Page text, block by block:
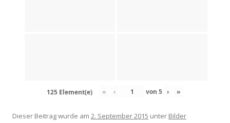
125 Element(e) « ‹ von 5 › »
Dieser Beitrag wurde am 2. September 2015 unter Bilder